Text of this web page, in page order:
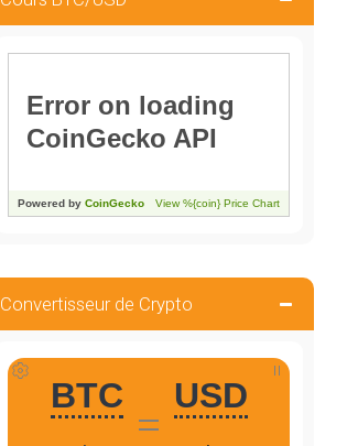
Convertisseur de Crypto